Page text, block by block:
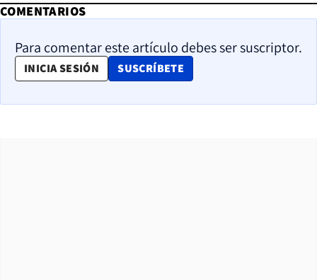
COMENTARIOS
Para comentar este artículo debes ser suscriptor.
INICIA SESIÓN SUSCRÍBETE
OPENS IN NEW WINDOW